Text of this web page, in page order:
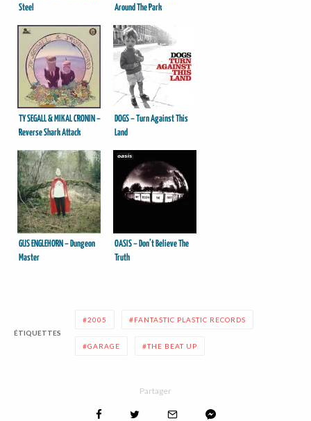
Steel
Around The Park
TY SEGALL & MIKAL CRONIN –
Reverse Shark Attack
DOGS – Turn Against This
Land
GUS ENGLEHORN – Dungeon
Master
OASIS – Don’t Believe The
Truth
ÉTIQUETTES
2005 FANTASTIC PLASTIC RECORDS
GARAGE THE BEAT UP
Partager